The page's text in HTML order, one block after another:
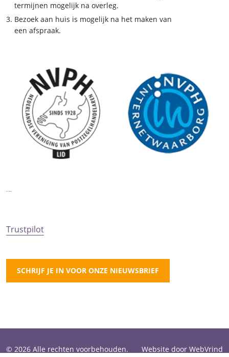
termijnen mogelijk na overleg.
Bezoek aan huis is mogelijk na het maken van
een afspraak.
Trustpilot
SCHRIJF JE IN VOOR ONZE NIEUWSBRIEF
© 2026 Alle rechten voorbehouden. Website door WebVrind